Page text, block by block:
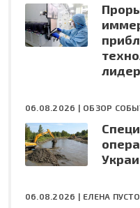
06.08.2026 | ОБЗОР
06.08.2026 | ЕЛЕНА